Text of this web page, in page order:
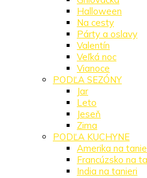
Halloween
Na cesty
Párty a oslavy
Valentín
Veľká noc
Vianoce
PODĽA SEZÓNY
Jar
Leto
Jeseň
Zima
PODĽA KUCHYNE
Amerika na
Francúzsko na
India na tanieri